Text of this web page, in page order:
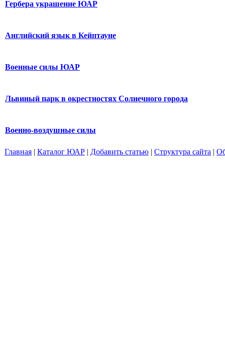
Гербера украшение ЮАР
Английский язык в Кейптауне
Военные силы ЮАР
Львиный парк в окрестностях Солнечного города
Военно-воздушные силы
Главная | Каталог ЮАР | Добавить статью | Структура сайта |